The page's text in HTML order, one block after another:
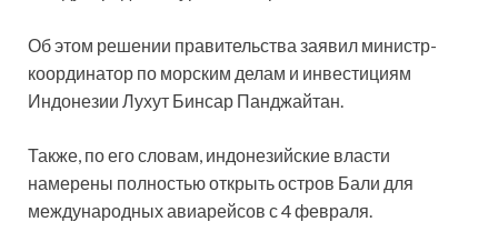
Об этом решении правительства заявил министр-
координатор по морским делам и инвестициям
Индонезии Лухут Бинсар Панджайтан.
Также, по его словам, индонезийские власти
намерены полностью открыть остров Бали для
международных авиарейсов с 4 февраля.